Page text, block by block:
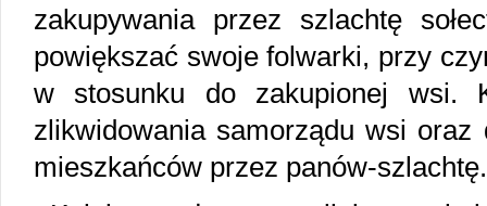
zakupywania przez szlachtę
powiększać swoje folwarki, przy
w stosunku do zakupionej wsi.
zlikwidowania samorządu wsi
mieszkańców przez panów-szlachtę.